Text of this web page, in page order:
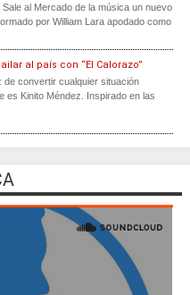
al Mercado de la música un nuevo
por William Lara apodado como
al país con “El Calorazo”
de convertir cualquier situación
es Kinito Méndez. Inspirado en las